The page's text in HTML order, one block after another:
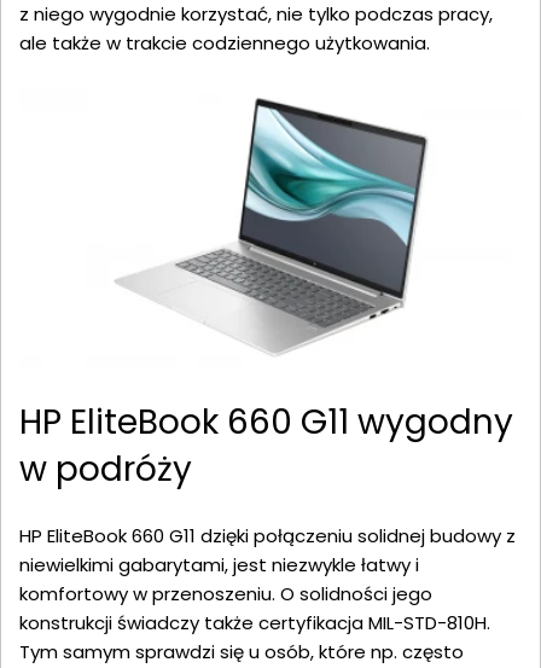
z niego wygodnie korzystać, nie tylko podczas pracy,
ale także w trakcie codziennego użytkowania.
HP EliteBook 660 G11 wygodny
w podróży
HP EliteBook 660 G11 dzięki połączeniu solidnej budowy z
niewielkimi gabarytami, jest niezwykle łatwy i
komfortowy w przenoszeniu. O solidności jego
konstrukcji świadczy także certyfikacja MIL-STD-810H.
Tym samym sprawdzi się u osób, które np. często